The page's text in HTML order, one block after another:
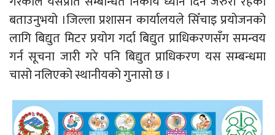
बताउनुभयो ।जिल्ला प्रशासन कार्यालयले सिँचाइ प्रयोजनको
लागि बिद्युत मिटर प्रयोग गर्दा बिद्युत प्राधिकरणसँग समन्वय
गर्न सूचना जारी गरे पनि बिद्युत प्राधिकरण यस सम्बन्धमा
चासो नलिएको स्थानीयको गुनासो छ ।